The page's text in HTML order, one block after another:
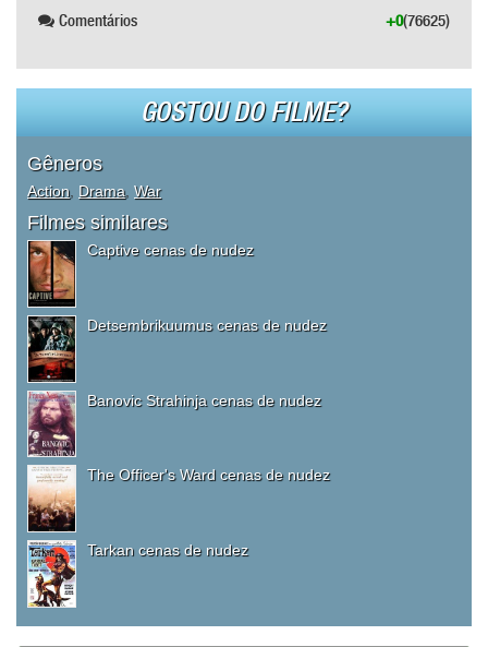
Comentários (76625)
+0
GOSTOU DO FILME?
Gêneros
Action, Drama, War
Filmes similares
Captive cenas de nudez
Detsembrikuumus cenas de nudez
Banovic Strahinja cenas de nudez
The Officer's Ward cenas de nudez
Tarkan cenas de nudez